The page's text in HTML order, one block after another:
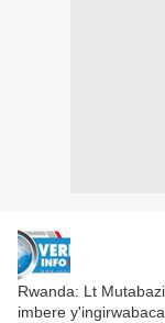
Rwanda: Lt
imbere